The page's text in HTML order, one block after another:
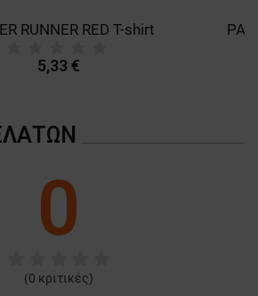
RUNNER RED T-shirt
5,33 €
0
(0 κριτικές)